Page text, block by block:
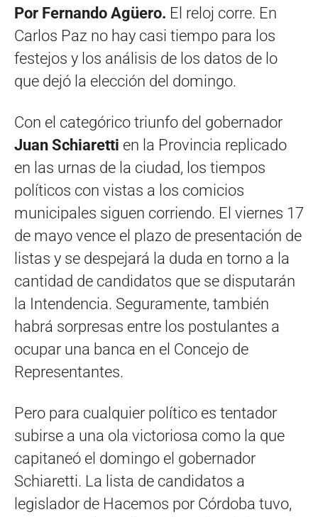
Por Fernando Agüero. El reloj corre. En
Carlos Paz no hay casi tiempo para los
festejos y los análisis de los datos de lo
que dejó la elección del domingo.
Con el categórico triunfo del gobernador
Juan Schiaretti en la Provincia replicado
en las urnas de la ciudad, los tiempos
políticos con vistas a los comicios
municipales siguen corriendo. El viernes 17
de mayo vence el plazo de presentación de
listas y se despejará la duda en torno a la
cantidad de candidatos que se disputarán
la Intendencia. Seguramente, también
habrá sorpresas entre los postulantes a
ocupar una banca en el Concejo de
Representantes.
Pero para cualquier político es tentador
subirse a una ola victoriosa como la que
capitaneó el domingo el gobernador
Schiaretti. La lista de candidatos a
legislador de Hacemos por Córdoba tuvo,